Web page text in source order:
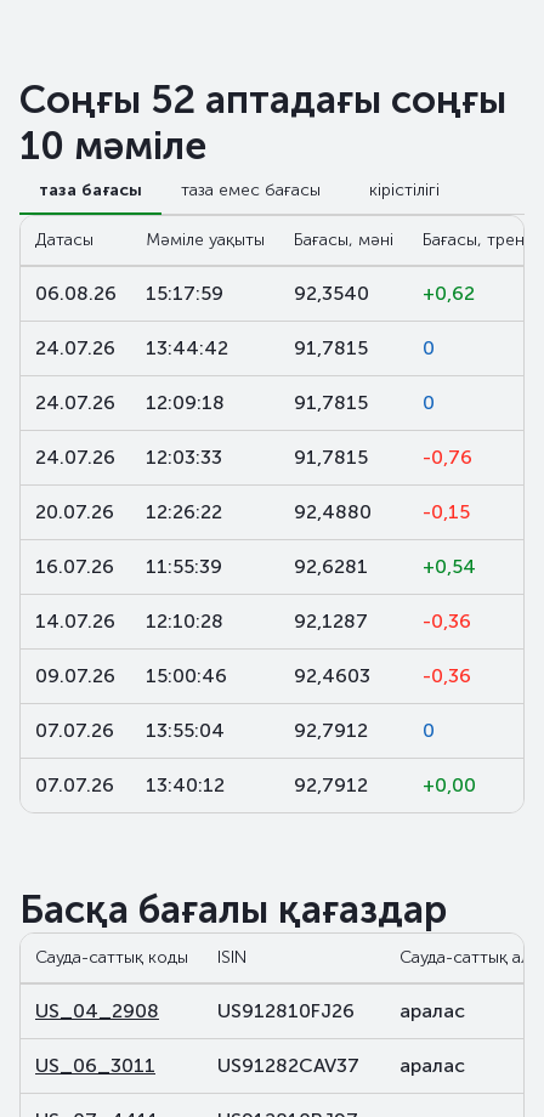
Соңғы 52 аптадағы соңғы
10 мәміле
таза бағасы таза емес бағасы кірістілігі
Датасы Мәміле уақыты Бағасы, мәні Бағасы, тренд,
06.08.26 15:17:59 92,3540 +0,62
24.07.26 13:44:42 91,7815 0
24.07.26 12:09:18 91,7815 0
24.07.26 12:03:33 91,7815 -0,76
20.07.26 12:26:22 92,4880 -0,15
16.07.26 11:55:39 92,6281 +0,54
14.07.26 12:10:28 92,1287 -0,36
09.07.26 15:00:46 92,4603 -0,36
07.07.26 13:55:04 92,7912 0
07.07.26 13:40:12 92,7912 +0,00
Басқа бағалы қағаздар
Сауда-саттық коды ISIN Сауда-саттық
US_04_2908 US912810FJ26 аралас
US_06_3011 US91282CAV37 аралас